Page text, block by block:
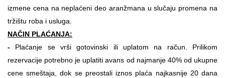
izmene cena na neplaćeni deo aranžmana u slučaju promena na
tržištu roba i usluga.
NAČIN PLAĆANJA:
- Plaćanje se vrši gotovinski ili uplatom na račun. Prilikom
rezervacije potrebno je uplatiti avans od najmanje 40% od ukupne
cene smeštaja, dok se preostali iznos plaća najkasnije 20 dana